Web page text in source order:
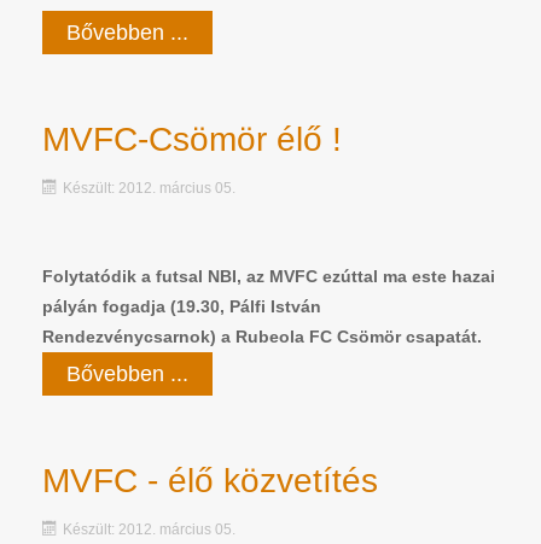
Bővebben ...
MVFC-Csömör élő !
Készült: 2012. március 05.
Folytatódik a futsal NBI, az MVFC ezúttal ma este hazai
pályán fogadja (19.30, Pálfi István
Rendezvénycsarnok) a Rubeola FC Csömör csapatát.
Bővebben ...
MVFC - élő közvetítés
Készült: 2012. március 05.